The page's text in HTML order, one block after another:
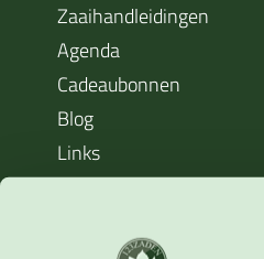
Zaaihandleidingen
Agenda
Cadeaubonnen
Blog
Links
Cookieverklaring
Waarom zaden soms